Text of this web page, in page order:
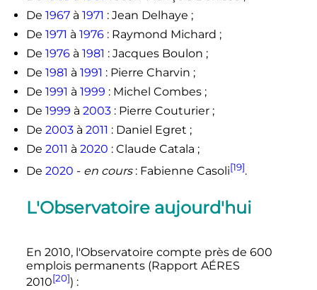
De 1967à 1971 : Jean Delhaye ;
De 1971 à 1976: Raymond Michard ;
De 1976à 1981 : Jacques Boulon ;
De 1981 à 1991 : Pierre Charvin ;
De 1991 à 1999 : Michel Combes ;
De 1999 à 2003: Pierre Couturier ;
De 2003à 2011 : Daniel Egret ;
De 2011 à 2020 : Claude Catala ;
De 2020 - en cours: Fabienne Casoli[19].
L'Observatoire aujourd'hui
En 2010, l'Observatoire compte près de 600
emplois permanents (Rapport AÉRES
2010[20]) :